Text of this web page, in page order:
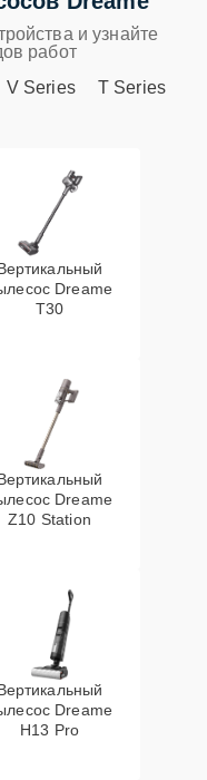
и узнайте
работ
V Series T Series
Dreame
T30
Dreame
Z10 Station
Dreame
H13 Pro